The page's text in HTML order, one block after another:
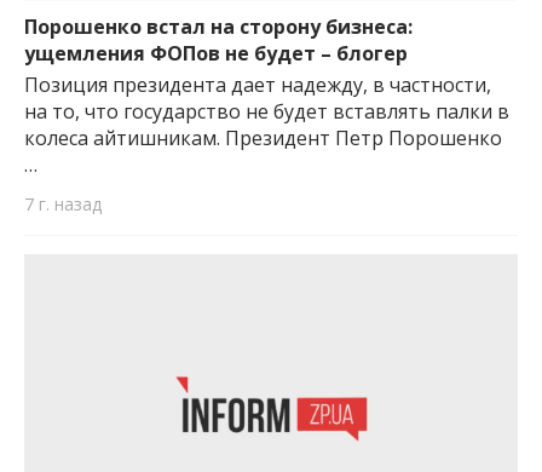
Порошенко встал на сторону бизнеса:
ущемления ФОПов не будет – блогер
Позиция президента дает надежду, в частности,
на то, что государство не будет вставлять палки в
колеса айтишникам. Президент Петр Порошенко
…
7 г. назад